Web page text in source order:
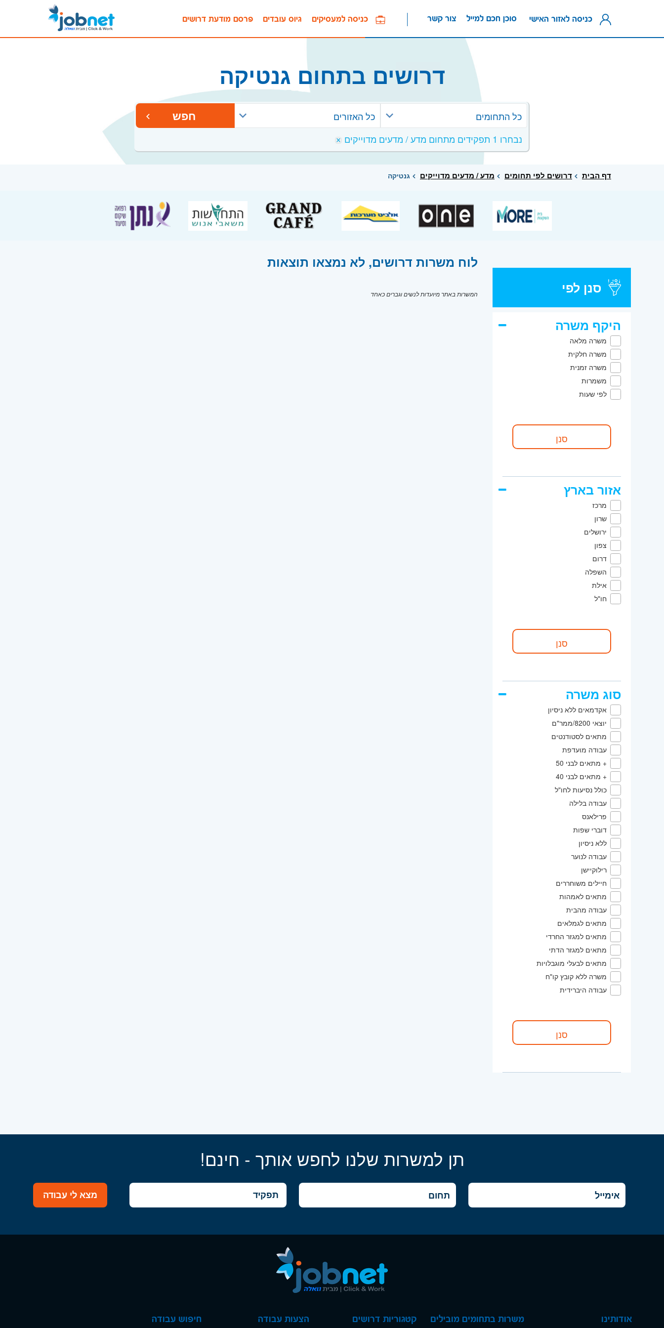
פרסם מודעת דרושים גיוס עובדים כניסה למעסיקים צור קשר סוכן חכם למייל כניסה לאזור האישי
דרושים בתחום גנטיקה
כל התחומים
כל האזורים
נבחרו 1 תפקידים מתחום מדע / מדעים מדוייקים
חפש
דף הבית דרושים לפי תחומים מדע / מדעים מדוייקים גנטיקה
סנן לפי
היקף משרה
משרה מלאה
משרה חלקית
משרה זמנית
משמרות
לפי שעות
אזור בארץ
מרכז
שרון
ירושלים
צפון
דרום
השפלה
אילת
חו"ל
סוג משרה
אקדמאים ללא ניסיון
יוצאי 8200/ממר"ם
מתאים לסטודנטים
עבודה מועדפת
+ מתאים לבני 50
+ מתאים לבני 40
כולל נסיעות לחו"ל
עבודה בלילה
פרילאנס
דוברי שפות
ללא ניסיון
עבודה לנוער
רילוקיישן
חיילים משוחררים
מתאים לאמהות
עבודה מהבית
מתאים לגמלאים
מתאים למגזר החרדי
מתאים למגזר הדתי
מתאים לבעלי מוגבלויות
משרה ללא קובץ קו"ח
עבודה היברידית
לוח משרות דרושים, לא נמצאו תוצאות
המשרות באתר מיועדות לנשים וגברים כאחד
תן למשרות שלנו לחפש אותך - חינם!
מצא לי עבודה
אודותינו משרות בתחומים מובילים
קטגוריות דרושים
הצעות עבודה חיפוש עבודה